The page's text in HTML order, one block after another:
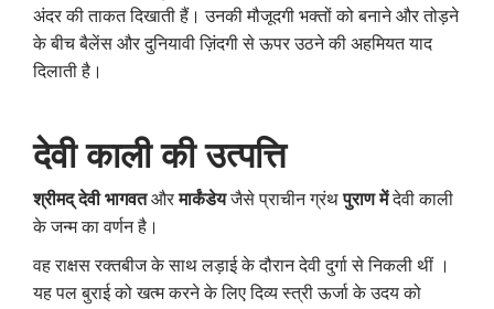
अंदर की ताकत दिखाती हैं। उनकी मौजूदगी भक्तों को बनाने और तोड़ने
के बीच बैलेंस और दुनियावी ज़िंदगी से ऊपर उठने की अहमियत याद
दिलाती है।
देवी काली की उत्पत्ति
श्रीमद् देवी भागवतऔरमार्कंडेयजैसे प्राचीन ग्रंथपुराण मेंदेवी काली
के जन्म का वर्णन है।
वह राक्षस रक्तबीज के साथ लड़ाई के दौरान देवी दुर्गा से निकली थीं ।
यह पल बुराई को खत्म करने के लिए दिव्य स्त्री ऊर्जा के उदय को